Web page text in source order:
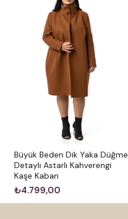
Büyük Beden Dik Yaka Düğme
Detaylı Astarlı Kahverengi
Kaşe Kaban
₺4.799,00